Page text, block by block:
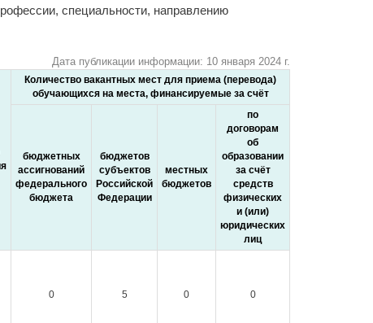
специальности, направлению
Дата публикации информации: 10 января 2024 г.
Количество вакантных мест для приема (перевода)
обучающихся на места, финансируемые за счёт
бюджетных
ассигнований
федерального
бюджета
бюджетов
субъектов
Российской
Федерации
местных
бюджетов
по
договорам
об
образовании
за счёт
средств
физических
и (или)
юридических
лиц
0 5 0 0